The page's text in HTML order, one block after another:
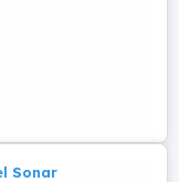
Sonar